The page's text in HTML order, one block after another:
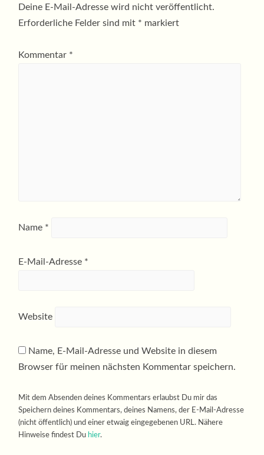
Deine E-Mail-Adresse wird nicht veröffentlicht.
Erforderliche Felder sind mit * markiert
Kommentar *
Name *
E-Mail-Adresse *
Website
Name, E-Mail-Adresse und Website in diesem
Browser für meinen nächsten Kommentar speichern.
Mit dem Absenden deines Kommentars erlaubst Du mir das
Speichern deines Kommentars, deines Namens, der E-Mail-Adresse
(nicht öffentlich) und einer etwaig eingegebenen URL. Nähere
Hinweise findest Du hier.